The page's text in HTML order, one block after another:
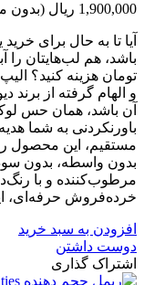
1,900,000 ریال (بدون
آیا تا به حال برای
و الهام گرفته از برند
آن باشد، همان حس
باورنکردنی به شما
مستقیم، این محصول
بدون واسطه، بدون
مرطوب‌کننده و با
خرده‌فروش حرفه‌ای،
افزودن به سبد خرید
دوست داشتن
اشتراک گذاری